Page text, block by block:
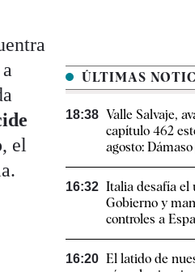
el
ÚLTIMAS
18:38 Valle Salvaje,
capítulo 462
agosto:
16:32 Italia desafía
Gobierno y
controles a
16:20 El latido de